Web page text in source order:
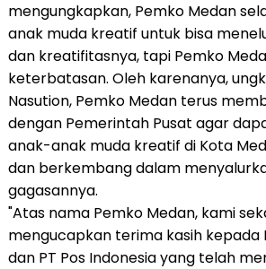
mengungkapkan, Pemko Medan
anak muda kreatif untuk bisa
dan kreatifitasnya, tapi Pemko
keterbatasan. Oleh karenanya,
Nasution, Pemko Medan terus
dengan Pemerintah Pusat agar
anak-anak muda kreatif di Kota
dan berkembang dalam
gagasannya.
"Atas nama Pemko Medan, kami
mengucapkan terima kasih kepada
dan PT Pos Indonesia yang telah